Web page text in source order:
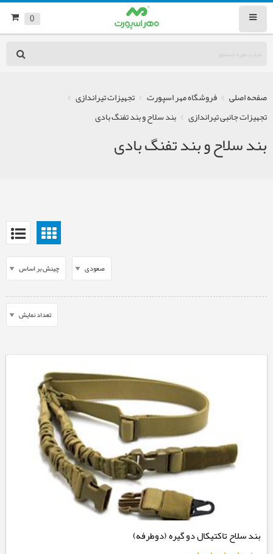
0
صفحه اصلی فروشگاه مهر اسپورت
تجهیزات تیراندازی
تجهیزات جانبی تیراندازی
بند سلاح و بند تفنگ بادی
بند سلاح و بند تفنگ بادی
بند سلاح تاکتیکال دو گیره (دوطرفه)